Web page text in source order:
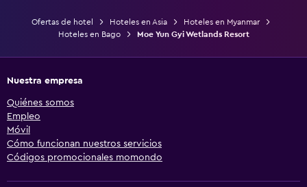
Ofertas de hotel Hoteles en Asia
Hoteles en Myanmar
Hoteles en Bago
Moe Yun Gyi Wetlands Resort
Nuestra empresa
Quiénes somos
Empleo
Móvil
Cómo funcionan nuestros servicios
Códigos promocionales momondo